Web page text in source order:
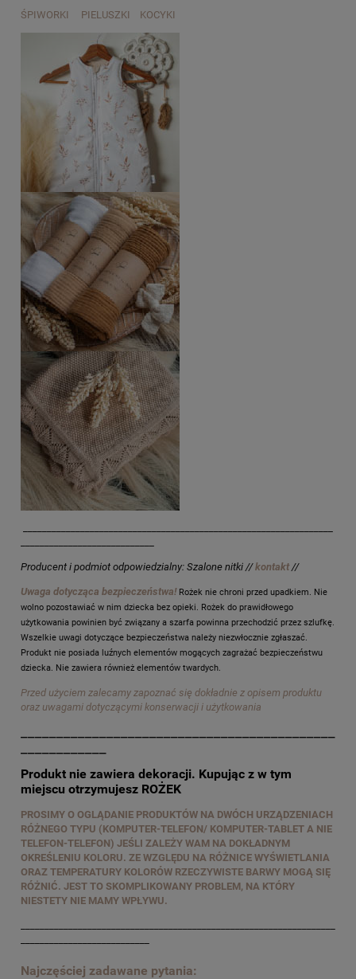
ŚPIWORKI PIELUSZKI KOCYKI
Producent i podmiot odpowiedzialny: Szalone nitki // kontakt //
Uwaga dotycząca bezpieczeństwa! Rożek nie chroni przed upadkiem. Nie
wolno pozostawiać w nim dziecka bez opieki. Rożek do prawidłowego
użytkowania powinien być związany a szarfa powinna przechodzić przez szlufkę.
Wszelkie uwagi dotyczące bezpieczeństwa należy niezwłocznie zgłaszać.
Produkt nie posiada luźnych elementów mogących zagrażać bezpieczeństwu
dziecka. Nie zawiera również elementów twardych.
Przed użyciem zalecamy zapoznać się dokładnie z opisem produktu
oraz uwagami dotyczącymi konserwacji i użytkowania
Produkt nie zawiera dekoracji. Kupując z w tym
miejscu otrzymujesz ROŻEK
PROSIMY O OGLĄDANIE PRODUKTÓW NA DWÓCH URZĄDZENIACH
RÓŻNEGO TYPU (KOMPUTER-TELEFON/ KOMPUTER-TABLET A NIE
TELEFON-TELEFON) JEŚLI ZALEŻY WAM NA DOKŁADNYM
OKREŚLENIU KOLORU. ZE WZGLĘDU NA RÓŻNICE WYŚWIETLANIA
ORAZ TEMPERATURY KOLORÓW RZECZYWISTE BARWY MOGĄ SIĘ
RÓŻNIĆ. JEST TO SKOMPLIKOWANY PROBLEM, NA KTÓRY
NIESTETY NIE MAMY WPŁYWU.
Najczęściej zadawane pytania: